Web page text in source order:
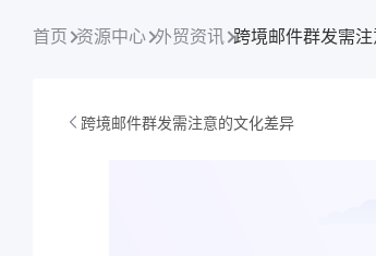
首页 资源中心 外贸资讯 跨境邮件群发需
跨境邮件群发需注意的文化差异